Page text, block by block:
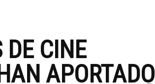
DE CINE
APORTADO